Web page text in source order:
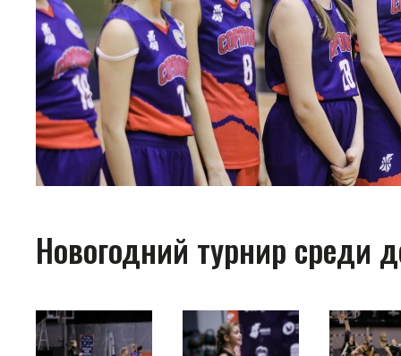
Новогодний турнир среди